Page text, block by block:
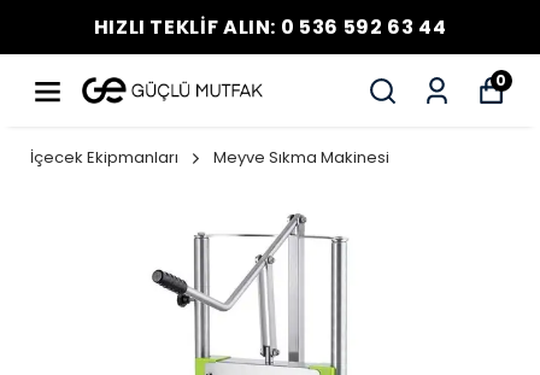
HIZLI TEKLİF ALIN: 0 536 592 63 44
0
İçecek Ekipmanları Meyve Sıkma Makinesi